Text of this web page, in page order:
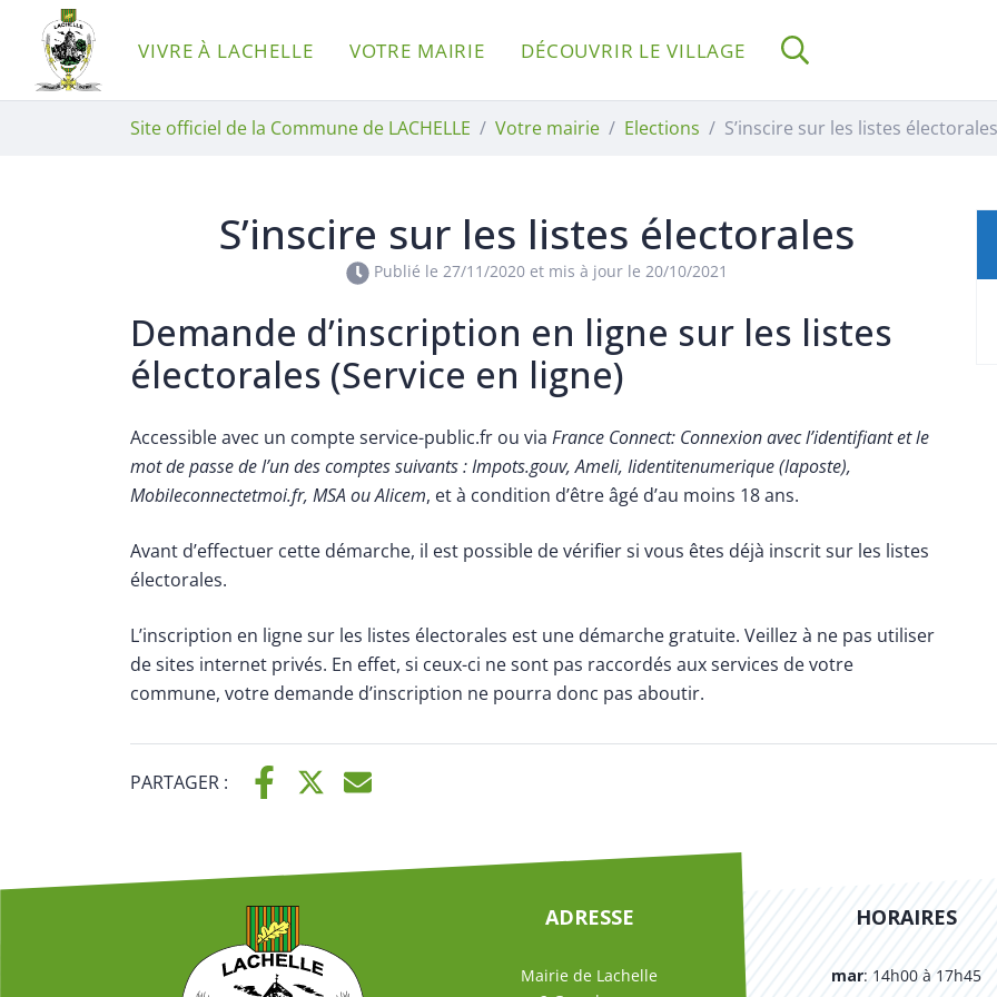
Gestion des traceurs
contenuSite officiel de la Commune de LACHELLE
VIVRE À LACHELLE VOTRE MAIRIE DÉCOUVRIR LE VILLAGE RECHERCHE
Site officiel de la Commune de LACHELLE Votre mairie Elections S’inscire sur les listes électorales
S’inscire sur les listes électorales
Publié le 27/11/2020et mis à jour le 20/10/2021
Demande d’inscription en ligne sur les listes
électorales (Service en ligne)
Accessible avec un compte service-public.fr ou via France Connect: Connexion avec l’identifiant et le
mot de passe de l’un des comptes suivants : Impots.gouv, Ameli, Iidentitenumerique (laposte),
Mobileconnectetmoi.fr, MSA ou Alicem, et à condition d’être âgé d’au moins 18 ans.
Avant d’effectuer cette démarche, il est possible de vérifier si vous êtes déjà inscrit sur les listes
électorales.
L’inscription en ligne sur les listes électorales est une démarche gratuite. Veillez à ne pas utiliser
de sites internet privés. En effet, si ceux-ci ne sont pas raccordés aux services de votre
commune, votre demande d’inscription ne pourra donc pas aboutir.
PARTAGER :
ADRESSE
Mairie de Lachelle
HORAIRES
mar: 14h00 à 17h45